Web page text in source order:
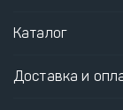
Каталог
Доставка и